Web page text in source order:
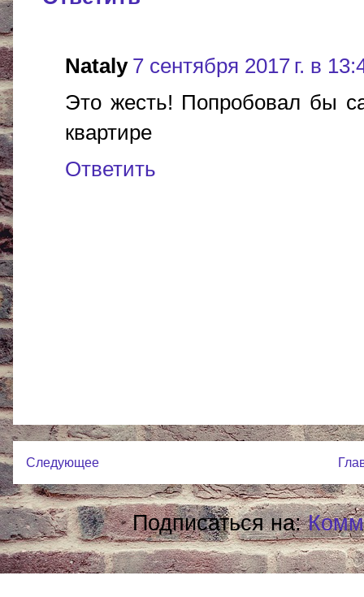
Nataly 7 сентября 2017 г. в
Это жесть! Попробовал бы
квартире
Ответить
Следующее
Подписаться на: